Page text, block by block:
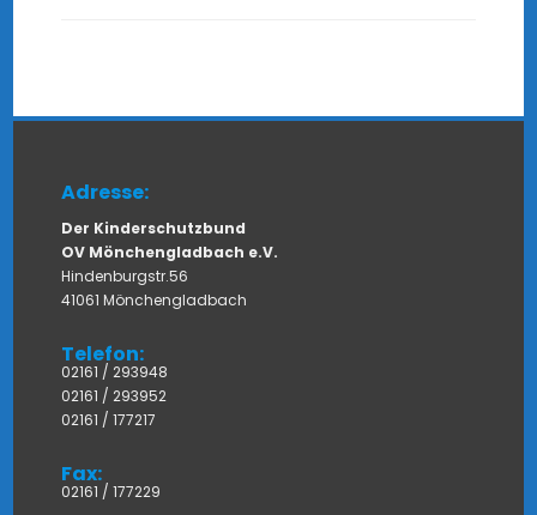
Adresse:
Der Kinderschutzbund
OV Mönchengladbach e.V.
Hindenburgstr.56
41061 Mönchengladbach
Telefon:
02161 / 293948
02161 / 293952
02161 / 177217
Fax:
02161 / 177229